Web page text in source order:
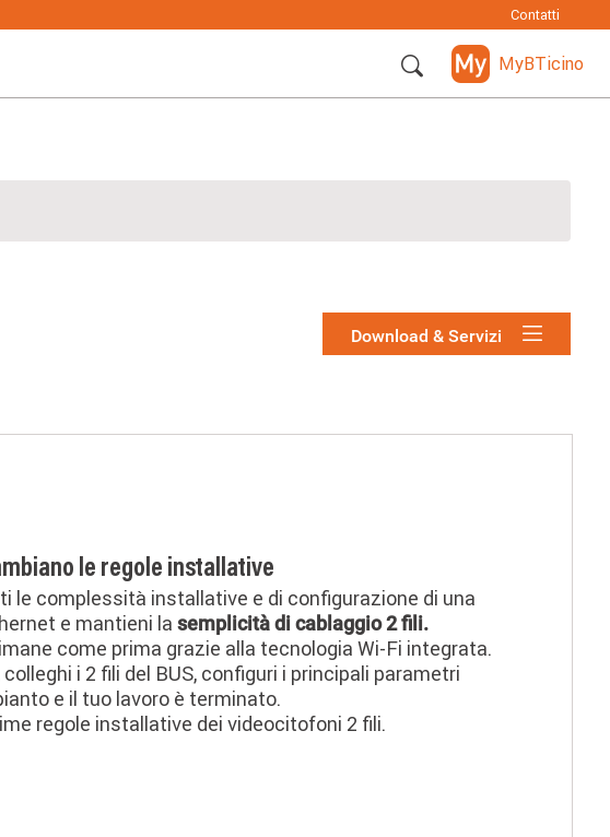
Contatti
MyBTicino
Download & Servizi
le regole installative
le complessità installative e di configurazione di una
e mantieni la semplicità di cablaggio 2 fili.
come prima grazie alla tecnologia Wi-Fi integrata.
i 2 fili del BUS, configuri i principali parametri
e il tuo lavoro è terminato.
regole installative dei videocitofoni 2 fili.